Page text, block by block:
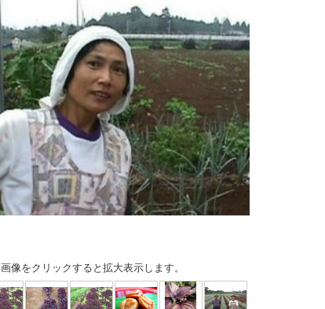
画像をクリックすると拡大表示します。